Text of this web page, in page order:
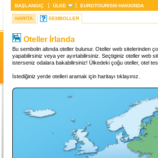
BAŞLANGIÇ ÜLKE EUROTOURISM HAKKINDA
HARITA SEMBOLLER
Oteller İrlanda
Bu sembolin altında oteller bulunur. Oteller web sitelerinden
yapabilirsiniz veya yer ayırtabilirsiniz. Seçtiginiz oteller web
isterseniz odalara bakabilirsiniz! Ülkedeki çoğu oteller, otel
İstediğiniz yerde otelleri aramak için haritayı tıklayınız.